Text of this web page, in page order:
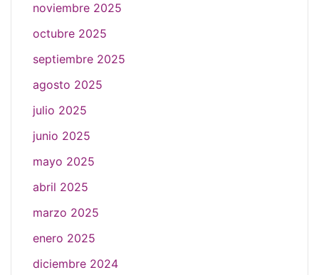
noviembre 2025
octubre 2025
septiembre 2025
agosto 2025
julio 2025
junio 2025
mayo 2025
abril 2025
marzo 2025
enero 2025
diciembre 2024